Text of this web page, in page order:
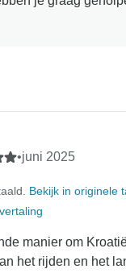
naar Kroatië, en we
•juni 2025
Bekijk in originele
manier om
het rijden en het